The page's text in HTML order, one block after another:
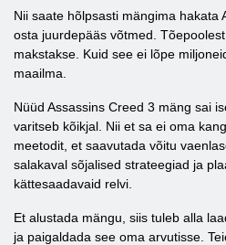
Nii saate hõlpsasti mängima hakata
osta juurdepääs võtmed.
makstakse. Kuid see ei lõpe
maailma.
Nüüd Assassins Creed 3 mäng sai
varitseb kõikjal. Nii et sa ei oma
meetodit, et saavutada võitu
salakaval sõjalised strateegiad ja
kättesaadavaid relvi.
Et alustada mängu, siis tuleb alla
ja paigaldada see oma arvutisse.